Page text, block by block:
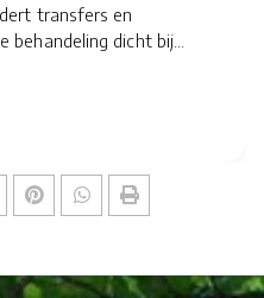
transfers en
dicht bij...